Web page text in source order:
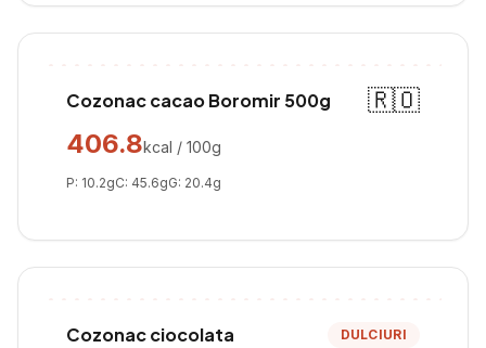
Cozonac cacao Boromir 500g
🇷🇴
406.8kcal / 100g
P: 10.2gC: 45.6gG: 20.4g
Cozonac ciocolata
DULCIURI